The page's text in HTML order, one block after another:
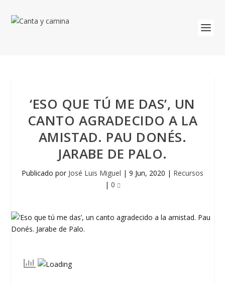
‘ESO QUE TÚ ME DAS’, UN
CANTO AGRADECIDO A LA
AMISTAD. PAU DONÉS.
JARABE DE PALO.
Publicado por José Luis Miguel | 9 Jun, 2020 | Recursos
| 0